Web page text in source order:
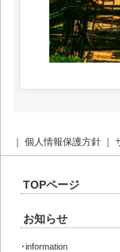
｜ 個人情報保護方針 ｜
TOPページ
お知らせ
･information